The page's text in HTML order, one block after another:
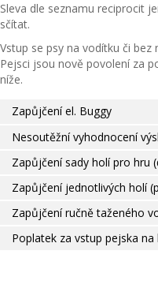
Sleva dle seznamu reciprocit
sčítat.
Vstup se psy na vodítku či
Pejsci jsou nově povolení za
níže.
Zapůjčení el. Buggy
Nesoutěžní vyhodnocení
Zapůjčení sady holí pro hru
Zapůjčení jednotlivých holí
Zapůjčení ručně taženého
Poplatek za vstup pejska